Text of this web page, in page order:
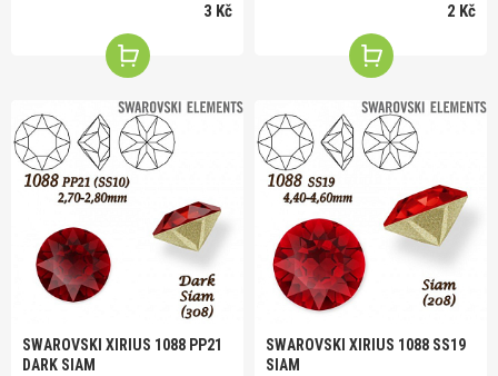
3 Kč 2 Kč
SWAROVSKI XIRIUS 1088 PP21
DARK SIAM
SWAROVSKI XIRIUS 1088 SS19
SIAM